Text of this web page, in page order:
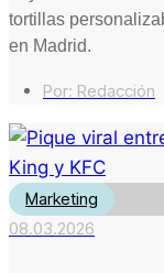
tortillas
en Madrid.
Por: Redacción
Marketing
08.03.2026